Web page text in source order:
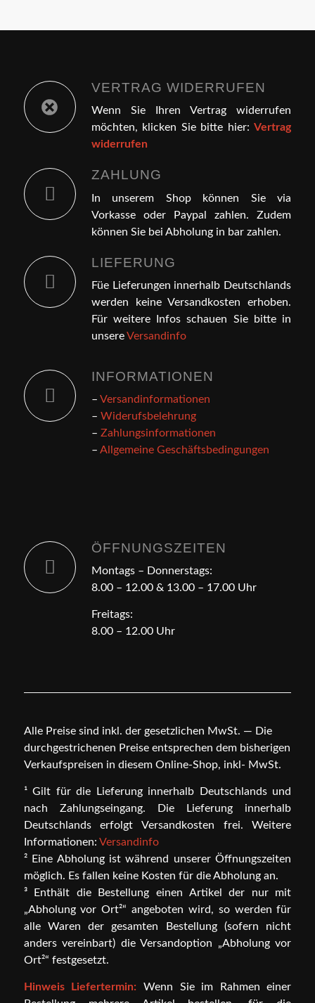
VERTRAG WIDERRUFEN
Wenn Sie Ihren Vertrag widerrufen
möchten, klicken Sie bitte hier:Vertrag
widerrufen
ZAHLUNG
In unserem Shop können Sie via
Vorkasse oder Paypal zahlen. Zudem
können Sie bei Abholung in bar zahlen.
LIEFERUNG
Füe Lieferungen innerhalb Deutschlands
werden keine Versandkosten erhoben.
Für weitere Infos schauen Sie bitte in
unsereVersandinfo
INFORMATIONEN
– Versandinformationen
– Widerufsbelehrung
– Zahlungsinformationen
– Allgemeine Geschäftsbedingungen
ÖFFNUNGSZEITEN
Montags – Donnerstags:
8.00 – 12.00 & 13.00 – 17.00 Uhr
Freitags:
8.00 – 12.00 Uhr
Alle Preise sind inkl. der gesetzlichen MwSt. — Die
durchgestrichenen Preise entsprechen dem bisherigen
Verkaufspreisen in diesem Online-Shop, inkl- MwSt.
¹ Gilt für die Lieferung innerhalb Deutschlands und
nach Zahlungseingang. Die Lieferung innerhalb
Deutschlands erfolgt Versandkosten frei. Weitere
Informationen: Versandinfo
² Eine Abholung ist während unserer Öffnungszeiten
möglich. Es fallen keine Kosten für die Abholung an.
³ Enthält die Bestellung einen Artikel der nur mit
„Abholung vor Ort²“ angeboten wird, so werden für
alle Waren der gesamten Bestellung (sofern nicht
anders vereinbart) die Versandoption „Abholung vor
Ort²“ festgesetzt.
Hinweis Liefertermin: Wenn Sie im Rahmen einer